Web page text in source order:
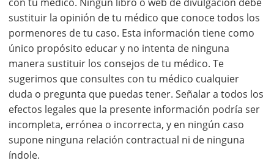
sustituir la opinión de tu médico que conoce todos los
pormenores de tu caso. Esta información tiene como
único propósito educar y no intenta de ninguna
manera sustituir los consejos de tu médico. Te
sugerimos que consultes con tu médico cualquier
duda o pregunta que puedas tener. Señalar a todos los
efectos legales que la presente información podría ser
incompleta, errónea o incorrecta, y en ningún caso
supone ninguna relación contractual ni de ninguna
índole.